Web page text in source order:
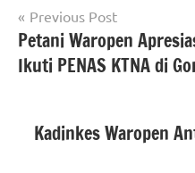
Navigasi
pos
Previous Post
Petani Waropen
Ikuti PENAS KTNA di
Kadinkes Waropen